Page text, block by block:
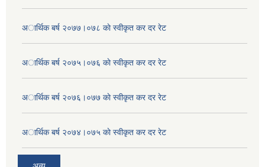
अार्थिक बर्ष २०७७।०७८ काे स्वीकृत कर दर रेट
अार्थिक बर्ष २०७५।०७६ काे स्वीकृत कर दर रेट
अार्थिक बर्ष २०७६।०७७ काे स्वीकृत कर दर रेट
अार्थिक बर्ष २०७४।०७५ काे स्वीकृत कर दर रेट